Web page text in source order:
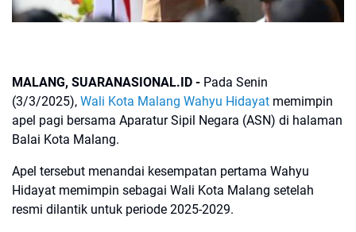
MALANG, SUARANASIONAL.ID - Pada Senin
(3/3/2025), Wali Kota Malang Wahyu Hidayat memimpin
apel pagi bersama Aparatur Sipil Negara (ASN) di halaman
Balai Kota Malang.
Apel tersebut menandai kesempatan pertama Wahyu
Hidayat memimpin sebagai Wali Kota Malang setelah
resmi dilantik untuk periode 2025-2029.